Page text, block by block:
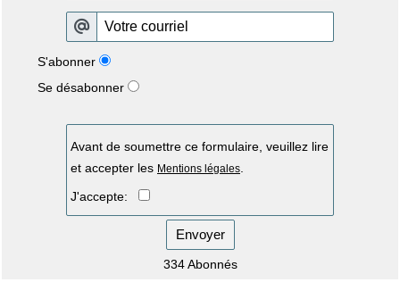
S'abonner
Se désabonner
Avant de soumettre ce formulaire, veuillez lire
et accepter les Mentions légales
J'accepte:
Envoyer
334 Abonnés